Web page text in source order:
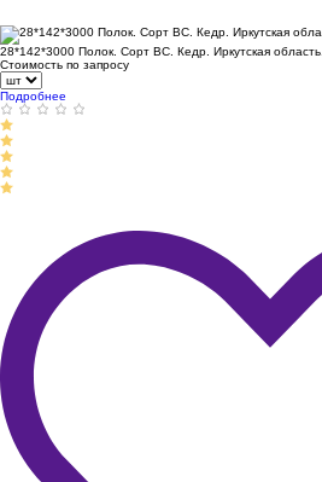
28*142*3000 Полок. Сорт ВС. Кедр. Иркутская область.
Стоимость по запросу
Подробнее